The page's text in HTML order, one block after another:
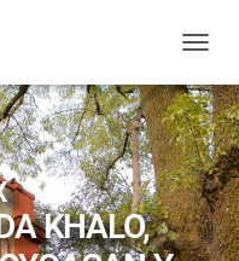
O
G
G
L
E
N
A
V
KHALO,